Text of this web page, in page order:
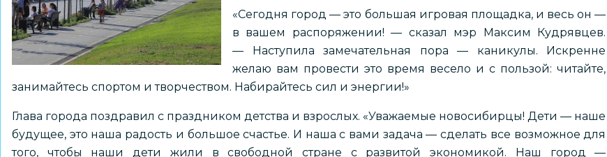
«Сегодня город — это большая игровая площадка, и весь он —
в вашем распоряжении! — сказал мэр Максим Кудрявцев.
— Наступила замечательная пора — каникулы. Искренне
желаю вам провести это время весело и с пользой: читайте,
занимайтесь спортом и творчеством. Набирайтесь сил и энергии!»
Глава города поздравил с праздником детства и взрослых. «Уважаемые новосибирцы! Дети — наше
будущее, это наша радость и большое счастье. И наша с вами задача — сделать все возможное для
того, чтобы наши дети жили в свободной стране с развитой экономикой. Наш город —